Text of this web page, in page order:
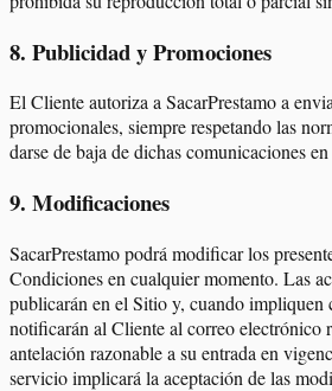
8. Publicidad y Promociones
El Cliente autoriza a SacarPrestamo a
promocionales, siempre respetando las
darse de baja de dichas comunicaciones
9. Modificaciones
SacarPrestamo podrá modificar los
Condiciones en cualquier momento. Las
publicarán en el Sitio y, cuando impliquen
notificarán al Cliente al correo electrónico
antelación razonable a su entrada en
servicio implicará la aceptación de las